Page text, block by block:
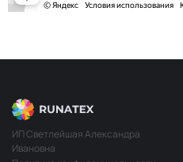
ИП Светлейшая Александра
Ивановна